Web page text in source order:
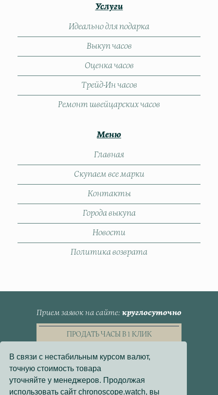
Услуги
Идеально для подарка
Выкуп часов
Оценка часов
Трейд-Ин часов
Ремонт швейцарских часов
Меню
Главная
Скупаем все марки
Контакты
Города выкупа
Новости
Политика возврата
Прием заявок на сайте круглосуточно
ПРОДАТЬ ЧАСЫ В 1 КЛИК
В связи с нестабильным курсом валют,
точную стоимость товара
уточняйте у менеджеров. Продолжая
использовать сайт chronoscope.watch, вы